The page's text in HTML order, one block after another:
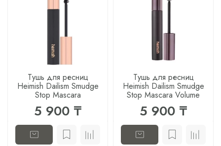
Тушь для ресниц
Heimish Dailism Smudge
Stop Mascara
5 900 ₸
Тушь для ресниц
Heimish Dailism Smudge
Stop Mascara Volume
5 900 ₸